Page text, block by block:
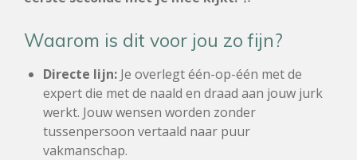
Waarom is dit voor jou zo fijn?
Directe lijn: Je overlegt één-op-één met de
expert die met de naald en draad aan jouw jurk
werkt. Jouw wensen worden zonder
tussenpersoon vertaald naar puur
vakmanschap.